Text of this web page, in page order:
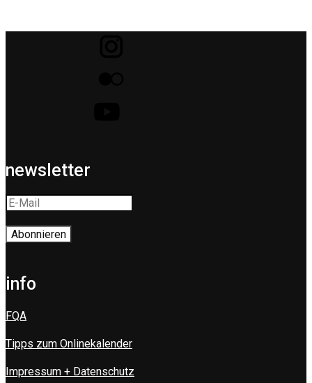
newsletter
info
FQA
Tipps zum Onlinekalender
Impressum + Datenschutz